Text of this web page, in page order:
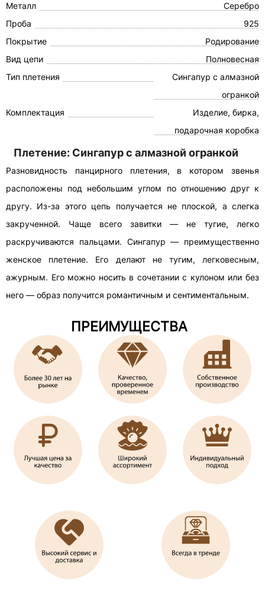
Металл
Серебро
Проба
925
Покрытие
Родирование
Вид цепи
Полновесная
Тип плетения
Сингапур с алмазной
огранкой
Комплектация
Изделие, бирка,
подарочная коробка
Плетение: Сингапур с алмазной огранкой
Разновидность панцирного плетения, в котором звенья
расположены под небольшим углом по отношению друг к
другу. Из-за этого цепь получается не плоской, а слегка
закрученной. Чаще всего завитки — не тугие, легко
раскручиваются пальцами. Сингапур — преимущественно
женское плетение. Его делают не тугим, легковесным,
ажурным. Его можно носить в сочетании с кулоном или без
него — образ получится романтичным и сентиментальным.
ПРЕИМУЩЕСТВА